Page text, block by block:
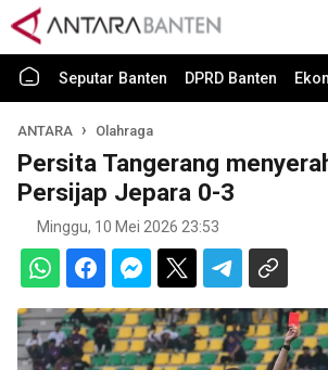
Seputar Banten DPRD Banten
ANTARA Olahraga
Persita Tangerang
Persijap Jepara 0-3
Minggu, 10 Mei 2026 23:53